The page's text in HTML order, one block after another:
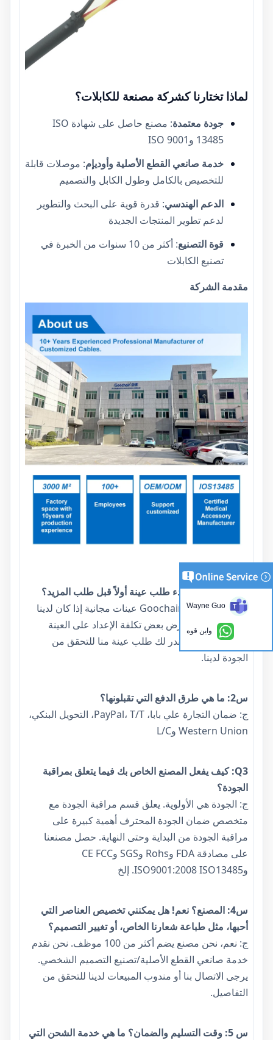
لماذا تختارنا كشركة مصنعة للكابلات؟
جودة معتمدة
: مصنع حاصل على شهادة ISO
13485 وISO 9001
خدمة صانعي القطع الأصلية وأوديإم: موصلات قابلة
للتخصيص بالكامل وطول الكابل والتصميم
الدعم الهندسي: قدرة قوية على البحث والتطوير
لدعم تطوير المنتجات الجديدة
قوة التصنيع
: أكثر من 10 سنوات من الخبرة في
تصنيع الكابلات
مقدمة الشركة
Q1: هل يمكنني بدء طلب عينة أولاً قبل طلب المزيد؟
ج: بالتأكيد، توفر Goochain عينات مجانية إذا كان لدينا
مخزون، ويجب فرض بعض تكلفة الإعداد على العينة
المخصصة. نحن نقدر لك طلب عينة منا للتحقق من
الجودة لدينا.
س2: ما هي طرق الدفع التي تقبلونها؟
ج: ضمان التجارة علي بابا، PayPal، T/T، التحويل البنكي،
Western Union وL/C
Q3: كيف يفعل المصنع الخاص بك فيما يتعلق بمراقبة
الجودة؟
ج: الجودة هي الأولوية. يعلق قسم مراقبة الجودة مع
متخصص ضمان الجودة المحترف أهمية كبيرة على
مراقبة الجودة من البداية وحتى النهاية. حصل مصنعنا
على مصادقة FDA وRohs وSGS وCE FCC
وISO9001:2008 ISO13485. إلخ
س4: المصنع؟ نعم! هل يمكنني تخصيص العناصر التي
أحبها، مثل طباعة شعارنا الخاص، أو تغيير التصميم؟
ج: نعم، نحن مصنع يضم أكثر من 100 موظف. نحن نقدم
خدمة صانعي القطع الأصلية/تصنيع التصميم الشخصي.
يرجى الاتصال بنا أو مندوب المبيعات لدينا للتحقق من
التفاصيل.
س 5: وقت التسليم والضمان؟ ما هي خدمة الشحن التي
Wayne Guo
واين قوه